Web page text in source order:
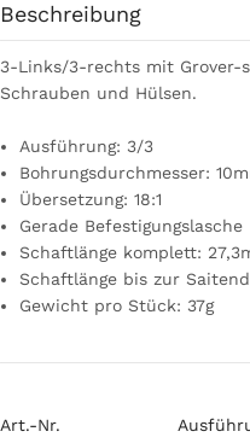
Art.-Nr.
Beschreibung
3-Links/3-rechts mit Grover-
Schrauben und Hülsen.
Ausführung: 3/3
Bohrungsdurchmesser:
Übersetzung: 18:1
Gerade Befestigungslasche
Schaftlänge komplett:
Schaftlänge bis zur
Gewicht pro Stück: 37g